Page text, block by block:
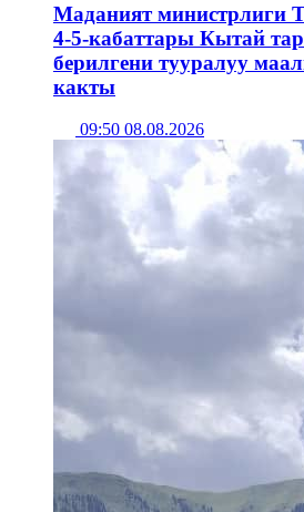
Маданият министрлиги
4-5-кабаттары Кытай
берилгени тууралуу
какты
09:50 08.08.2026